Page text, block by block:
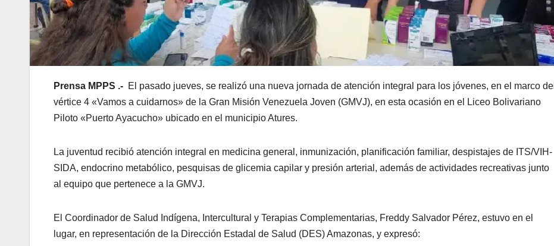
Prensa MPPS .- El pasado jueves, se realizó una nueva jornada de atención integral para los jóvenes, en el marco del
vértice 4 «Vamos a cuidarnos» de la Gran Misión Venezuela Joven (GMVJ), en esta ocasión en el Liceo Bolivariano
Piloto «Puerto Ayacucho» ubicado en el municipio Atures.
La juventud recibió atención integral en medicina general, inmunización, planificación familiar, despistajes de ITS/VIH-
SIDA, endocrino metabólico, pesquisas de glicemia capilar y presión arterial, además de actividades recreativas junto
al equipo que pertenece a la GMVJ.
El Coordinador de Salud Indígena, Intercultural y Terapias Complementarias, Freddy Salvador Pérez, estuvo en el
lugar, en representación de la Dirección Estadal de Salud (DES) Amazonas, y expresó: